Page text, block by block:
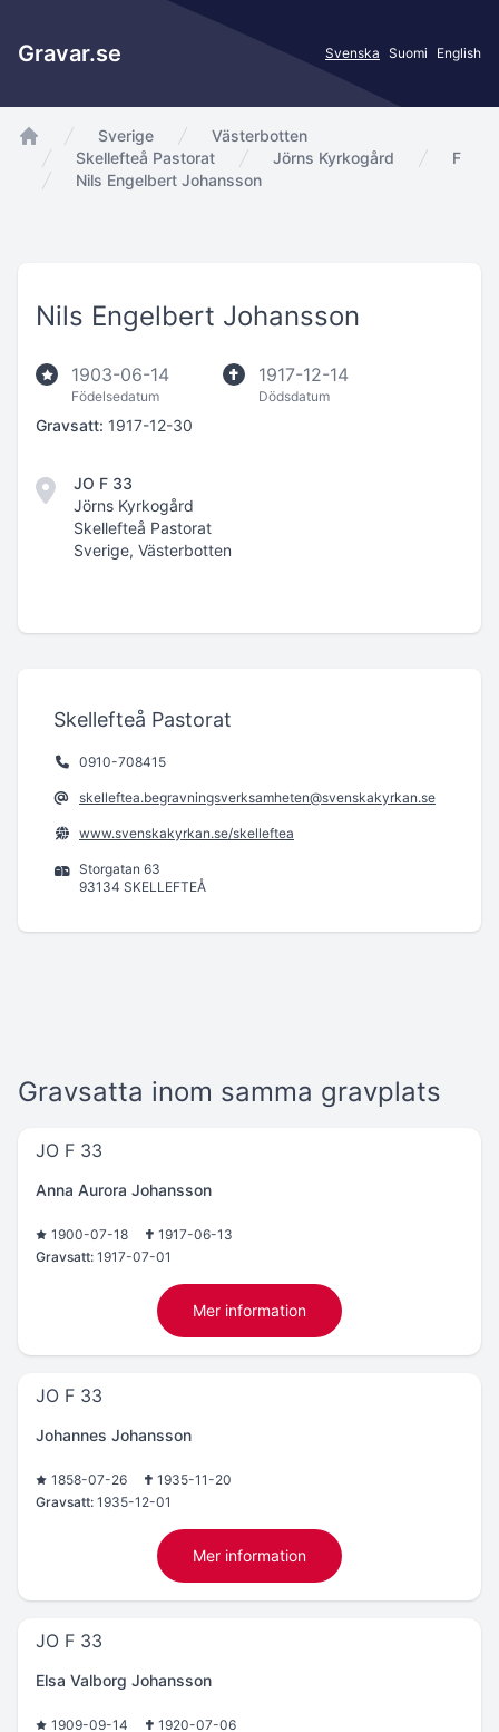
Gravar.se Svenska Suomi English
app.Start
Sverige
Västerbotten
Skellefteå Pastorat
Jörns Kyrkogård
F
Nils Engelbert Johansson
Nils Engelbert Johansson
1903-06-14
Födelsedatum
1917-12-14
Dödsdatum
Gravsatt: 1917-12-30
JO F 33
Jörns Kyrkogård
Skellefteå Pastorat
Sverige, Västerbotten
Skellefteå Pastorat
0910-708415
skelleftea.begravningsverksamheten@svenskakyrkan.se
www.svenskakyrkan.se/skelleftea
Storgatan 63
93134 SKELLEFTEÅ
Gravsatta inom samma gravplats
JO F 33
Anna Aurora Johansson
1900-07-18
1917-06-13
Gravsatt: 1917-07-01
Mer information
JO F 33
Johannes Johansson
1858-07-26
1935-11-20
Gravsatt: 1935-12-01
Mer information
JO F 33
Elsa Valborg Johansson
1909-09-14
1920-07-06